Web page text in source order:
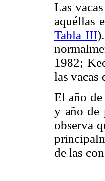
Las
aquéllas
Tabla III
1982;
las vacas
El año
y año de
observa
de las